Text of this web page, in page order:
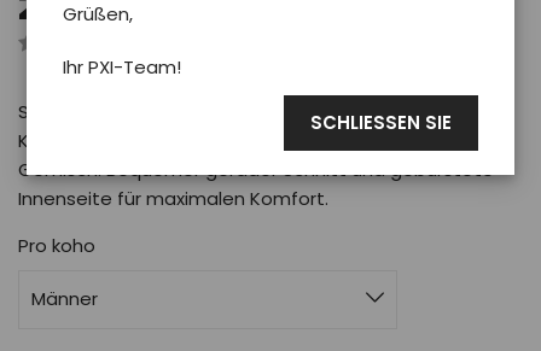
Grüßen,
Ihr PXI-Team!
SCHLIESSEN SIE
Stylischer Herren-Kapuzenpullover mit Kapuze und
Känguru, aus hochwertigem Baumwoll-Polyester-
Gemisch. Bequemer gerader Schnitt und gebürstete
Innenseite für maximalen Komfort.
Pro koho
Männer